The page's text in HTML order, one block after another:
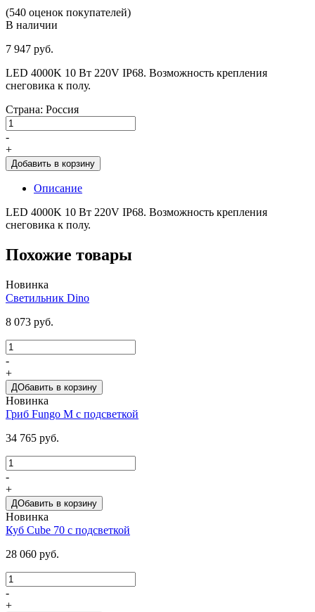
(540 оценок покупателей)
В наличии
7 947 руб.
LED 4000K 10 Вт 220V IP68. Возможность крепления
снеговика к полу.
Страна: Россия
-
+
Добавить в корзину
Описание
LED 4000K 10 Вт 220V IP68. Возможность крепления
снеговика к полу.
Похожие товары
Новинка
Светильник Dino
8 073 руб.
-
+
ДОбавить в корзину
Новинка
Гриб Fungo M с подсветкой
34 765 руб.
-
+
ДОбавить в корзину
Новинка
Куб Cube 70 с подсветкой
28 060 руб.
-
+